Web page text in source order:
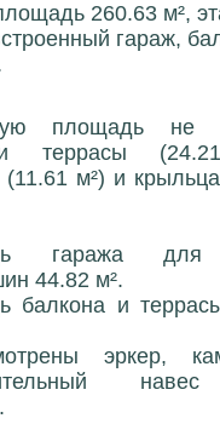
260.63 м²,
гараж,
площадь не
террасы
(11.61 м²) и
гаража для
44.82 м².
балкона и
эркер,